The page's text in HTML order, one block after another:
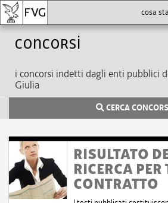
Concorsi
i concorsi indetti dagli enti pubblici
Giulia
CERCA
RISULTATO
RICERCA
CONTRATTO